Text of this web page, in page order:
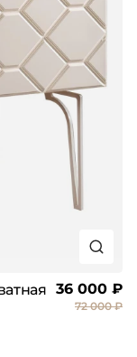
36 000 ₽
72 000 ₽